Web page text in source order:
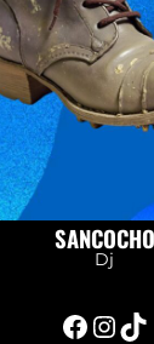
SANCOCHO
Dj
Facebook InstagramTikTok